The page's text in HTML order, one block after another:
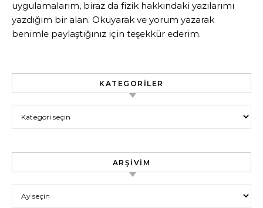
uygulamalarım, biraz da fizik hakkındaki yazılarımı
yazdığım bir alan. Okuyarak ve yorum yazarak
benimle paylaştığınız için teşekkür ederim.
KATEGORILER
ARŞIVIM